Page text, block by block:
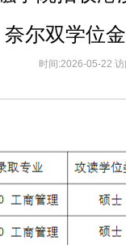
奈尔双学位
时间:2026-05-22